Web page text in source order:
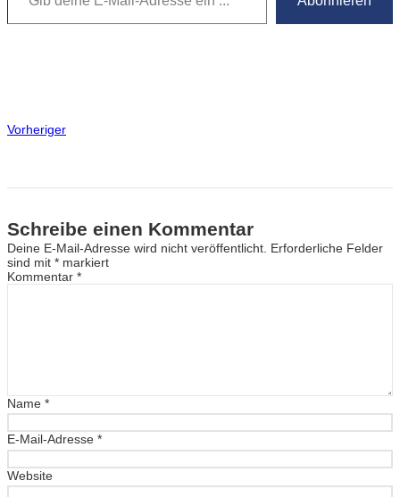
Vorheriger
Schreibe einen Kommentar
Deine E-Mail-Adresse wird nicht veröffentlicht. Erforderliche Felder
sind mit * markiert
Kommentar *
Name *
E-Mail-Adresse *
Website